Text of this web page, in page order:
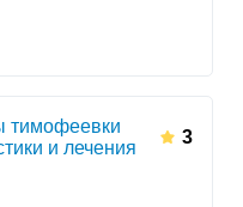
тимофеевки
и лечения
3